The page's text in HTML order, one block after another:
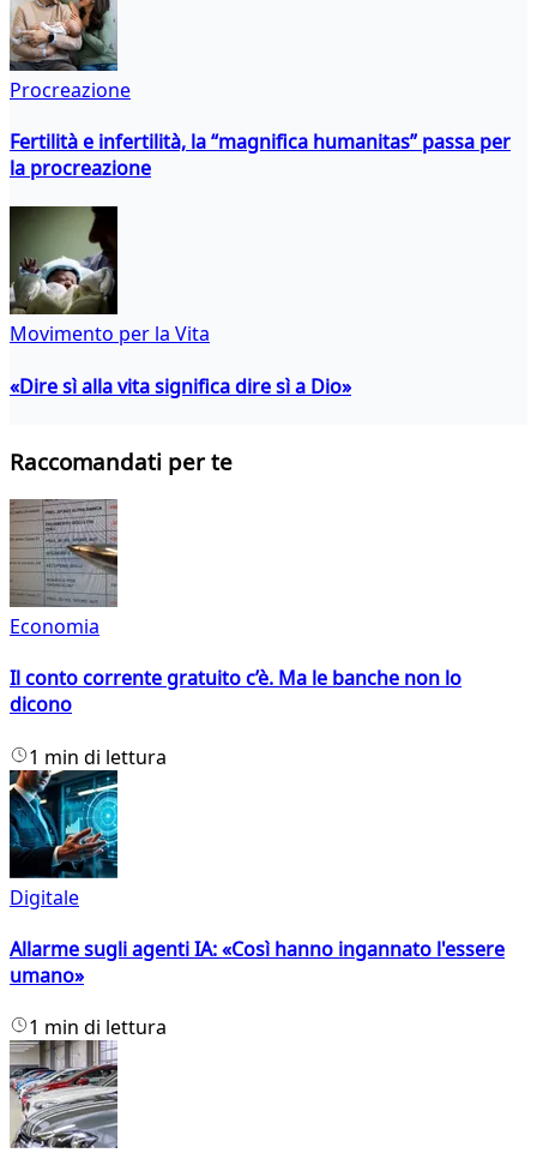
Procreazione
Fertilità e infertilità, la “magnifica humanitas” passa per
la procreazione
Movimento per la Vita
«Dire sì alla vita significa dire sì a Dio»
Raccomandati per te
Economia
Il conto corrente gratuito c’è. Ma le banche non lo
dicono
1 min di lettura
Digitale
Allarme sugli agenti IA: «Così hanno ingannato l'essere
umano»
1 min di lettura